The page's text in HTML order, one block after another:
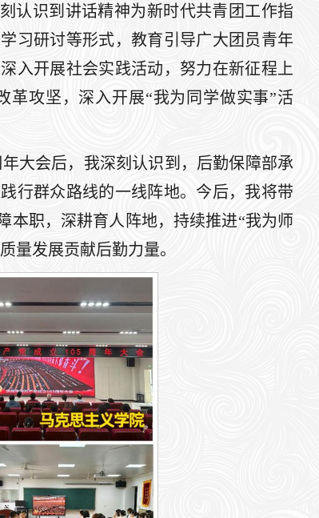
认识到讲话精神为新时代共青团工作指
习研讨等形式，教育引导广大团员青年
入开展社会实践活动，努力在新征程上
革攻坚，深入开展“我为同学做实事”活
大会后，我深刻认识到，后勤保障部承
行群众路线的一线阵地。今后，我将带
本职，深耕育人阵地，持续推进“我为师
量发展贡献后勤力量。